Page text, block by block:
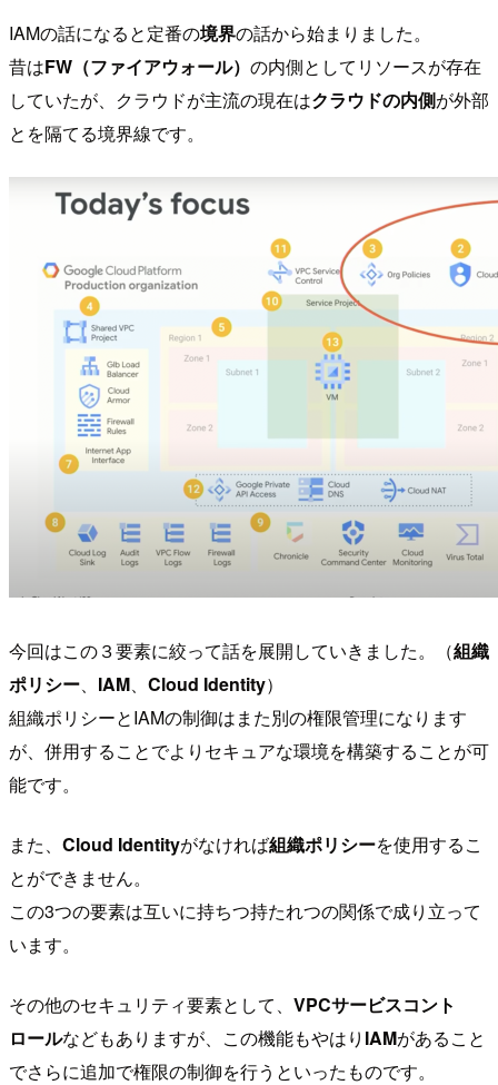
IAMの話になると定番の境界の話から始まりました。
昔はFW（ファイアウォール） の内側としてリソースが存在
していたが、クラウドが主流の現在はクラウドの内側が外部
とを隔てる境界線です。
今回はこの３要素に絞って話を展開していきました。（組織
ポリシー、 IAM、 Cloud Identity）
組織ポリシーとIAMの制御はまた別の権限管理になります
が、併用することでよりセキュアな環境を構築することが可
能です。
また、 Cloud Identityがなければ組織ポリシーを使用するこ
とができません。
この3つの要素は互いに持ちつ持たれつの関係で成り立って
います。
その他のセキュリティ要素として、 VPCサービスコント
ロールなどもありますが、この機能もやはり IAMがあること
でさらに追加で権限の制御を行うといったものです。